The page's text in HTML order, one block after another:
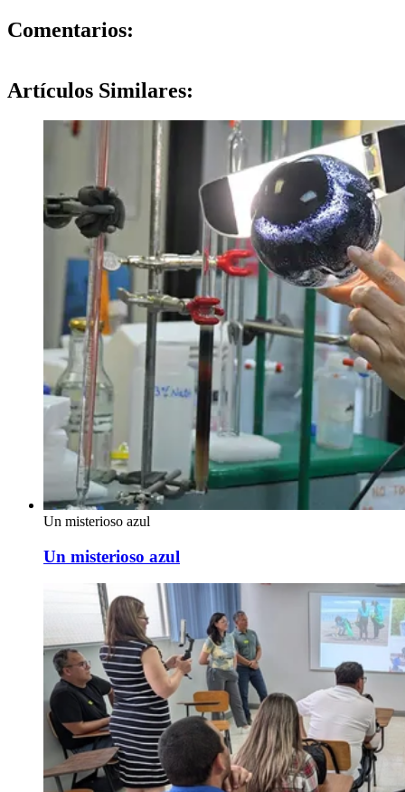
Comentarios:
Artículos Similares:
Un misterioso azul
Un misterioso azul